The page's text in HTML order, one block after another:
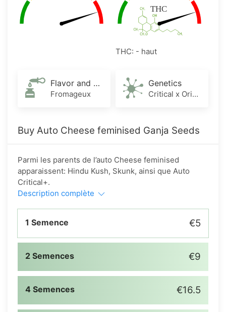
THC: - haut
Flavor and Aroma
Fromageux
Genetics
Critical x Original Cheese
Buy Auto Cheese feminised Ganja Seeds
Parmi les parents de l’auto Cheese feminised
apparaissent: Hindu Kush, Skunk, ainsi que Auto
Critical+.
Description complète
1 Semence €5
2 Semences €9
4 Semences €16.5